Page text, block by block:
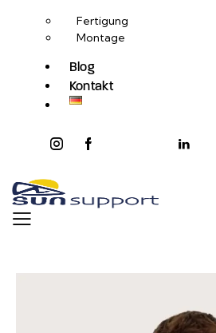
Fertigung
Montage
Blog
Kontakt
instagramfacebook-
youtube2
linkedin